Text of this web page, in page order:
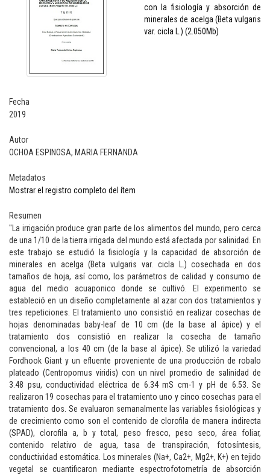
con la fisiología y absorción de
minerales de acelga (Beta vulgaris
var. cicla L.) (2.050Mb)
Fecha
2019
Autor
OCHOA ESPINOSA, MARIA FERNANDA
Metadatos
Mostrar el registro completo del ítem
Resumen
"La irrigación produce gran parte de los alimentos del mundo, pero cerca
de una 1/10 de la tierra irrigada del mundo está afectada por salinidad. En
este trabajo se estudió la fisiología y la capacidad de absorción de
minerales en acelga (Beta vulgaris var. cicla L.) cosechada en dos
tamaños de hoja, así como, los parámetros de calidad y consumo de
agua del medio acuaponico donde se cultivó. El experimento se
estableció en un diseño completamente al azar con dos tratamientos y
tres repeticiones. El tratamiento uno consistió en realizar cosechas de
hojas denominadas baby-leaf de 10 cm (de la base al ápice) y el
tratamiento dos consistió en realizar la cosecha de tamaño
convencional, a los 40 cm (de la base al ápice). Se utilizó la variedad
Fordhook Giant y un efluente proveniente de una producción de robalo
plateado (Centropomus viridis) con un nivel promedio de salinidad de
3.48 psu, conductividad eléctrica de 6.34 mS cm-1 y pH de 6.53. Se
realizaron 19 cosechas para el tratamiento uno y cinco cosechas para el
tratamiento dos. Se evaluaron semanalmente las variables fisiológicas y
de crecimiento como son el contenido de clorofila de manera indirecta
(SPAD), clorofila a, b y total, peso fresco, peso seco, área foliar,
contenido relativo de agua, tasa de transpiración, fotosíntesis,
conductividad estomática. Los minerales (Na+, Ca2+, Mg2+, K+) en tejido
vegetal se cuantificaron mediante espectrofotometría de absorción